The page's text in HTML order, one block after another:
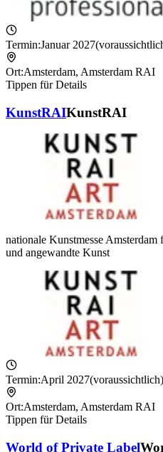
Termin:Januar 2027
Ort:Amsterdam, Amsterdam RAI
Tippen für Details
KunstRAIKunstRAI
nationale Kunstmesse Amsterdam
und angewandte Kunst
Termin:April 2027(voraussichtlich)
Ort:Amsterdam, Amsterdam RAI
Tippen für Details
World of Private Label